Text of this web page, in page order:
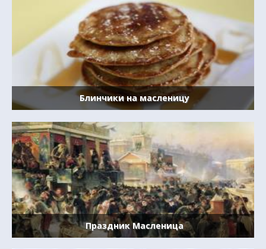
Блинчики на масленицу
Праздник Масленица